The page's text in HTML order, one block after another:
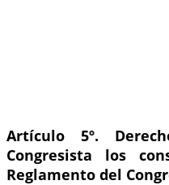
Artículo 5º.
Congresista los
Reglamento del